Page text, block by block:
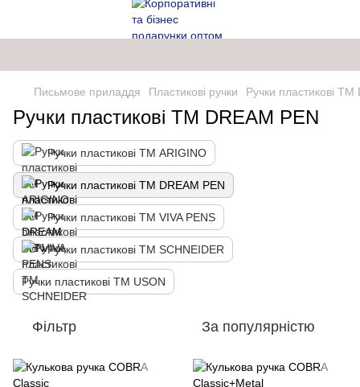
Письмове приладдя Пластикові ручки Ручки пластикові ТМ
Ручки пластикові ТМ DREAM PEN
Ручки пластикові ТМ ARIGINO
Ручки пластикові ТМ DREAM PEN
Ручки пластикові ТМ VIVA PENS
Ручки пластикові ТМ SCHNEIDER
Ручки пластикові ТМ USON
Фільтр За популярністю